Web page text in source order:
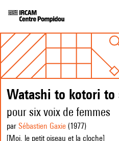
Watashi to kotori to
pour six voix de femmes
par Sébastien Gaxie (1977)
[Moi, le petit oiseau et la cloche]